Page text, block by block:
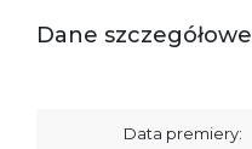
Dane szczegółowe
Data premiery: